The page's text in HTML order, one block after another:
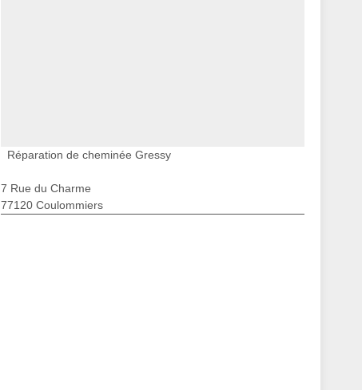
Réparation de cheminée Gressy
7 Rue du Charme
77120 Coulommiers